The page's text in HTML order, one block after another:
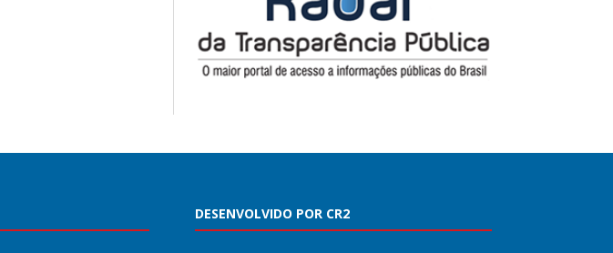
DESENVOLVIDO POR CR2